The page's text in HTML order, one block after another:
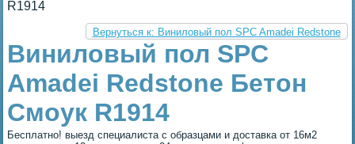
R1914
Вернуться к: Виниловый пол SPC Amadei Redstone
Виниловый пол SPC
Amadei Redstone Бетон
Смоук R1914
Бесплатно! выезд специалиста с образцами и доставка от 16м2